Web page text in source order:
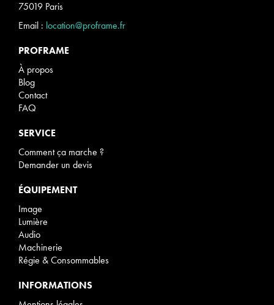
75019 Paris
Email : location@proframe.fr
PROFRAME
À propos
Blog
Contact
FAQ
SERVICE
Comment ça marche ?
Demander un devis
ÉQUIPEMENT
Image
Lumière
Audio
Machinerie
Régie & Consommables
INFORMATIONS